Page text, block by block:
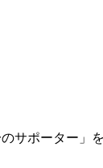
サポーター」を